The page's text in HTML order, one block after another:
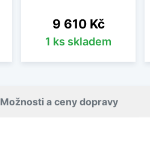
Cena
9 610 Kč
1 ks skladem
Možnosti a ceny dopravy